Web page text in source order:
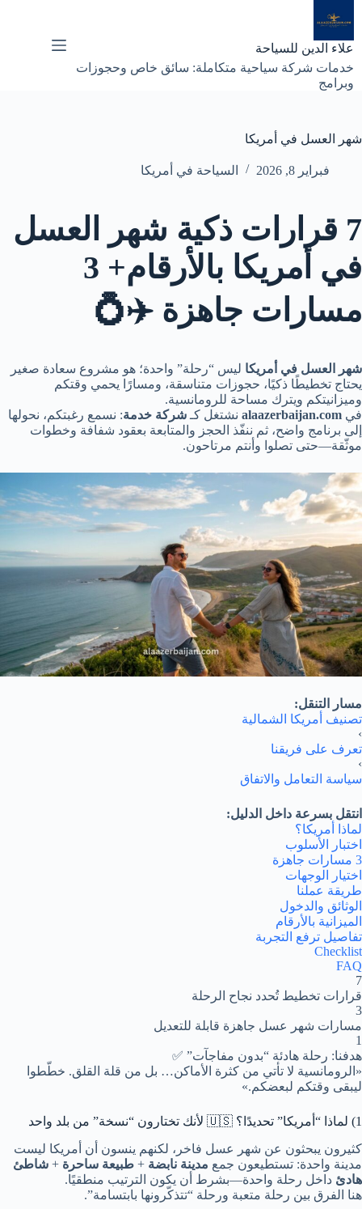
إلى
المحتوى
علاء الدين للسياحة
خدمات شركة سياحية متكاملة: سائق خاص وحجوزات
وبرامج
شهر العسل في أمريكا
فبراير 8, 2026 السياحة في أمريكا
7 قرارات ذكية شهر العسل
في أمريكا بالأرقام+ 3
مسارات جاهزة ✈️💍
شهر العسل في أمريكا ليس “رحلة” واحدة؛ هو مشروع سعادة صغير
يحتاج تخطيطًا ذكيًا، حجوزات متناسقة، ومسارًا يحمي وقتكم
وميزانيتكم ويترك مساحة للرومانسية.
في alaazerbaijan.com نشتغل كـ شركة خدمة: نسمع رغبتكم، نحولها
إلى برنامج واضح، ثم ننفّذ الحجز والمتابعة بعقود شفافة وخطوات
موثّقة—حتى تصلوا وأنتم مرتاحون.
مسار التنقل:
تصنيف أمريكا الشمالية
›
تعرف على فريقنا
›
سياسة التعامل والاتفاق
انتقل بسرعة داخل الدليل:
لماذا أمريكا؟
اختبار الأسلوب
3 مسارات جاهزة
اختيار الوجهات
طريقة عملنا
الوثائق والدخول
الميزانية بالأرقام
تفاصيل ترفع التجربة
Checklist
FAQ
7
قرارات تخطيط تُحدد نجاح الرحلة
3
مسارات شهر عسل جاهزة قابلة للتعديل
1
هدفنا: رحلة هادئة “بدون مفاجآت” ✅
«الرومانسية لا تأتي من كثرة الأماكن… بل من قلة القلق. خطّطوا
ليبقى وقتكم لبعضكم.»
1) لماذا “أمريكا” تحديدًا؟ 🇺🇸 لأنك تختارون “نسخة” من بلد واحد
كثيرون يبحثون عن شهر عسل فاخر، لكنهم ينسون أن أمريكا ليست
مدينة واحدة: تستطيعون جمع مدينة نابضة + طبيعة ساحرة + شاطئ
هادئ داخل رحلة واحدة—بشرط أن يكون الترتيب منطقيًا.
هنا الفرق بين رحلة متعبة ورحلة “تتذكّرونها بابتسامة”.